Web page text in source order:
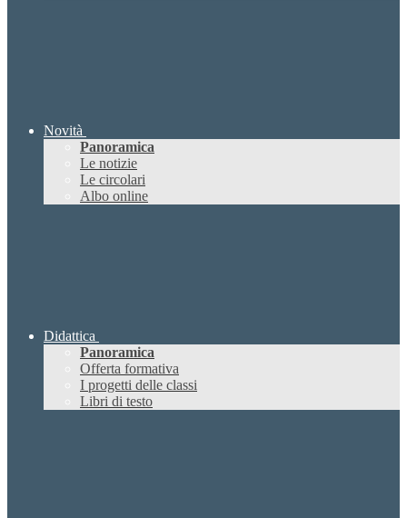
Novità
Panoramica
Le notizie
Le circolari
Albo online
Didattica
Panoramica
Offerta formativa
I progetti delle classi
Libri di testo